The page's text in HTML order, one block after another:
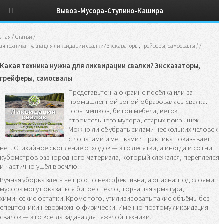
/ Статьи /
техника нужна для ликвидации свалки? Экскаваторы, грейферы, самосвалы/ /
Какая техника нужна для ликвидации свалки? Экскаваторы,
грейферы, самосвалы
Представьте: на окраине посёлка или за
промышленной зоной образовалась свалка.
Горы мешков, битой мебели, веток,
строительного мусора, старых покрышек.
Можно ли её убрать силами нескольких человек
с лопатами и мешками? Практика показывает:
нет. Стихийное скопление отходов — это десятки, а иногда и сотни
кубометров разнородного материала, который слежался, переплелся
и частично ушёл в землю.
Ручная уборка здесь не просто неэффективна, а опасна: под слоями
мусора могут оказаться битое стекло, торчащая арматура,
химические остатки. Кроме того, утилизировать такие объёмы без
спецтехники невозможно физически. Именно поэтому ликвидация
свалок — это всегда задача для тяжёлой техники.
Вывоз-Мусора-Ступино-Кашира